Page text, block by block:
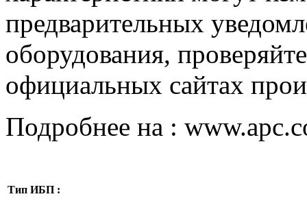
предварительных
оборудования,
официальных сайтах
Подробнее на :
Тип ИБП :